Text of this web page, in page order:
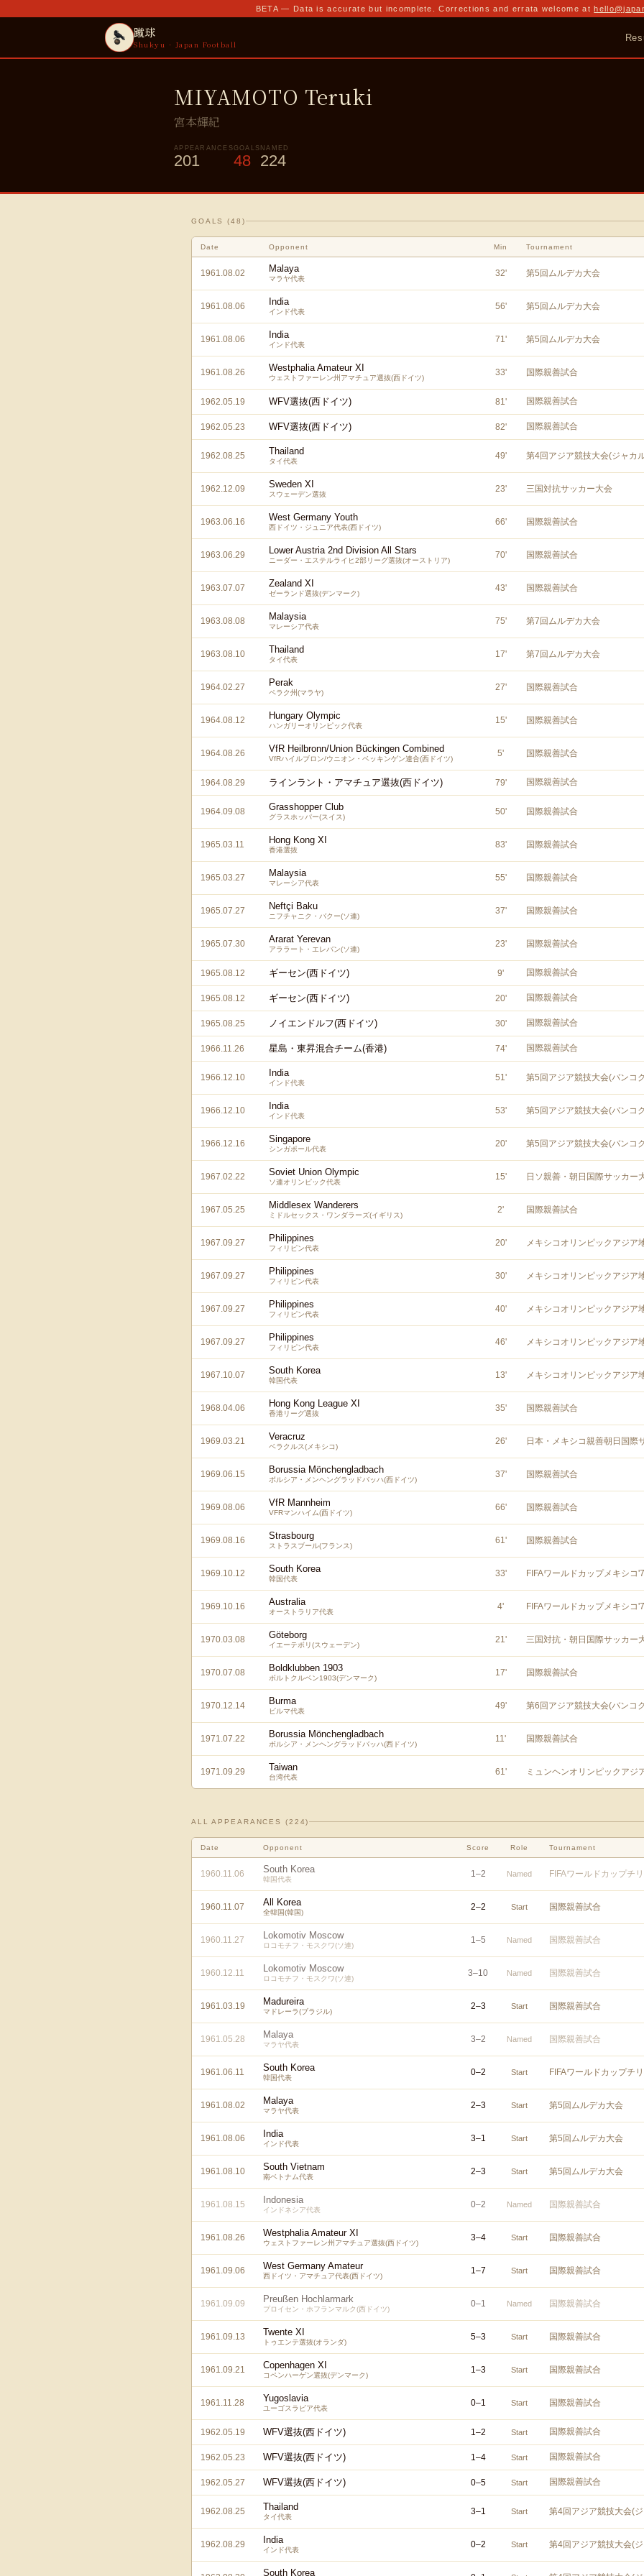
BETA — Data is accurate but incomplete. Corrections and errata welcome at
蹴球
Shukyu · Japan Football
MIYAMOTO Teruki
宮本輝紀
APPEARANCES
201
GOALS
48
NAMED
224
GOALS (48 )
Date Opponent Min Tournament
1961.08.02 Malaya
マラヤ代表
32' 第5回ムルデカ大会
1961.08.06 India
インド代表
56' 第5回ムルデカ大会
1961.08.06 India
インド代表
71' 第5回ムルデカ大会
1961.08.26 Westphalia Amateur XI
ウェストファーレン州アマチュア選抜(西ドイツ)
33' 国際親善試合
1962.05.19 WFV選抜(西ドイツ) 81' 国際親善試合
1962.05.23 WFV選抜(西ドイツ) 82' 国際親善試合
1962.08.25 Thailand
タイ代表
49' 第4回アジア競技大会(ジャカ
1962.12.09 Sweden XI
スウェーデン選抜
23' 三国対抗サッカー大会
1963.06.16 West Germany Youth
西ドイツ・ジュニア代表(西ドイツ)
66' 国際親善試合
1963.06.29 Lower Austria 2nd Division All Stars
ニーダー・エステルライヒ2部リーグ選抜(オーストリア)
70' 国際親善試合
1963.07.07 Zealand XI
ゼーランド選抜(デンマーク)
43' 国際親善試合
1963.08.08 Malaysia
マレーシア代表
75' 第7回ムルデカ大会
1963.08.10 Thailand
タイ代表
17' 第7回ムルデカ大会
1964.02.27 Perak
ペラク州(マラヤ)
27' 国際親善試合
1964.08.12 Hungary Olympic
ハンガリーオリンピック代表
15' 国際親善試合
1964.08.26 VfR Heilbronn/Union Bückingen Combined
VfRハイルブロン/ウニオン・ベッキンゲン連合(西ドイツ)
5' 国際親善試合
1964.08.29 ラインラント・アマチュア選抜(西ドイツ) 79' 国際親善試合
1964.09.08 Grasshopper Club
グラスホッパー(スイス)
50' 国際親善試合
1965.03.11 Hong Kong XI
香港選抜
83' 国際親善試合
1965.03.27 Malaysia
マレーシア代表
55' 国際親善試合
1965.07.27 Neftçi Baku
ニフチャニク・バクー(ソ連)
37' 国際親善試合
1965.07.30 Ararat Yerevan
アララート・エレバン(ソ連)
23' 国際親善試合
1965.08.12 ギーセン(西ドイツ) 9' 国際親善試合
1965.08.12 ギーセン(西ドイツ) 20' 国際親善試合
1965.08.25 ノイエンドルフ(西ドイツ) 30' 国際親善試合
1966.11.26 星島・東昇混合チーム(香港) 74' 国際親善試合
1966.12.10 India
インド代表
51' 第5回アジア競技大会(バンコ
1966.12.10 India
インド代表
53' 第5回アジア競技大会(バンコ
1966.12.16 Singapore
シンガポール代表
20' 第5回アジア競技大会(バンコ
1967.02.22 Soviet Union Olympic
ソ連オリンピック代表
15' 日ソ親善・朝日国際サッカー
1967.05.25 Middlesex Wanderers
ミドルセックス・ワンダラーズ(イギリス)
2' 国際親善試合
1967.09.27 Philippines
フィリピン代表
20' メキシコオリンピックアジア
1967.09.27 Philippines
フィリピン代表
30' メキシコオリンピックアジア
1967.09.27 Philippines
フィリピン代表
40' メキシコオリンピックアジア
1967.09.27 Philippines
フィリピン代表
46' メキシコオリンピックアジア
1967.10.07 South Korea
韓国代表
13' メキシコオリンピックアジア
1968.04.06 Hong Kong League XI
香港リーグ選抜
35' 国際親善試合
1969.03.21 Veracruz
ベラクルス(メキシコ)
26' 日本・メキシコ親善朝日国際
1969.06.15 Borussia Mönchengladbach
ボルシア・メンヘングラッドバッハ(西ドイツ)
37' 国際親善試合
1969.08.06 VfR Mannheim
VFRマンハイム(西ドイツ)
66' 国際親善試合
1969.08.16 Strasbourg
ストラスブール(フランス)
61' 国際親善試合
1969.10.12 South Korea
韓国代表
33' FIFAワールドカップメキシコ
1969.10.16 Australia
オーストラリア代表
4' FIFAワールドカップメキシコ
1970.03.08 Göteborg
イエーテボリ(スウェーデン)
21' 三国対抗・朝日国際サッカー
1970.07.08 Boldklubben 1903
ボルトクルベン1903(デンマーク)
17' 国際親善試合
1970.12.14 Burma
ビルマ代表
49' 第6回アジア競技大会(バンコ
1971.07.22 Borussia Mönchengladbach
ボルシア・メンヘングラッドバッハ(西ドイツ)
11' 国際親善試合
1971.09.29 Taiwan
台湾代表
61' ミュンヘンオリンピックアジ
ALL APPEARANCES (224)
Date Opponent Score Role Tournament
1960.11.06 South Korea
韓国代表
1–2 Named FIFAワールドカップチ
1960.11.07 All Korea
全韓国(韓国)
2–2 Start 国際親善試合
1960.11.27 Lokomotiv Moscow
ロコモチフ・モスクワ(ソ連)
1–5 Named 国際親善試合
1960.12.11 Lokomotiv Moscow
ロコモチフ・モスクワ(ソ連)
3–10 Named 国際親善試合
1961.03.19 Madureira
マドレーラ(ブラジル)
2–3 Start 国際親善試合
1961.05.28 Malaya
マラヤ代表
3–2 Named 国際親善試合
1961.06.11 South Korea
韓国代表
0–2 Start FIFAワールドカップチ
1961.08.02 Malaya
マラヤ代表
2–3 Start 第5回ムルデカ大会
1961.08.06 India
インド代表
3–1 Start 第5回ムルデカ大会
1961.08.10 South Vietnam
南ベトナム代表
2–3 Start 第5回ムルデカ大会
1961.08.15 Indonesia
インドネシア代表
0–2 Named 国際親善試合
1961.08.26 Westphalia Amateur XI
ウェストファーレン州アマチュア選抜(西ドイツ)
3–4 Start 国際親善試合
1961.09.06 West Germany Amateur
西ドイツ・アマチュア代表(西ドイツ)
1–7 Start 国際親善試合
1961.09.09 Preußen Hochlarmark
プロイセン・ホフランマルク(西ドイツ)
0–1 Named 国際親善試合
1961.09.13 Twente XI
トゥエンテ選抜(オランダ)
5–3 Start 国際親善試合
1961.09.21 Copenhagen XI
コペンハーゲン選抜(デンマーク)
1–3 Start 国際親善試合
1961.11.28 Yugoslavia
ユーゴスラビア代表
0–1 Start 国際親善試合
1962.05.19 WFV選抜(西ドイツ) 1–2 Start 国際親善試合
1962.05.23 WFV選抜(西ドイツ) 1–4 Start 国際親善試合
1962.05.27 WFV選抜(西ドイツ) 0–5 Start 国際親善試合
1962.08.25 Thailand
タイ代表
3–1 Start 第4回アジア競技大会(
1962.08.29 India
インド代表
0–2 Start 第4回アジア競技大会(
South Korea